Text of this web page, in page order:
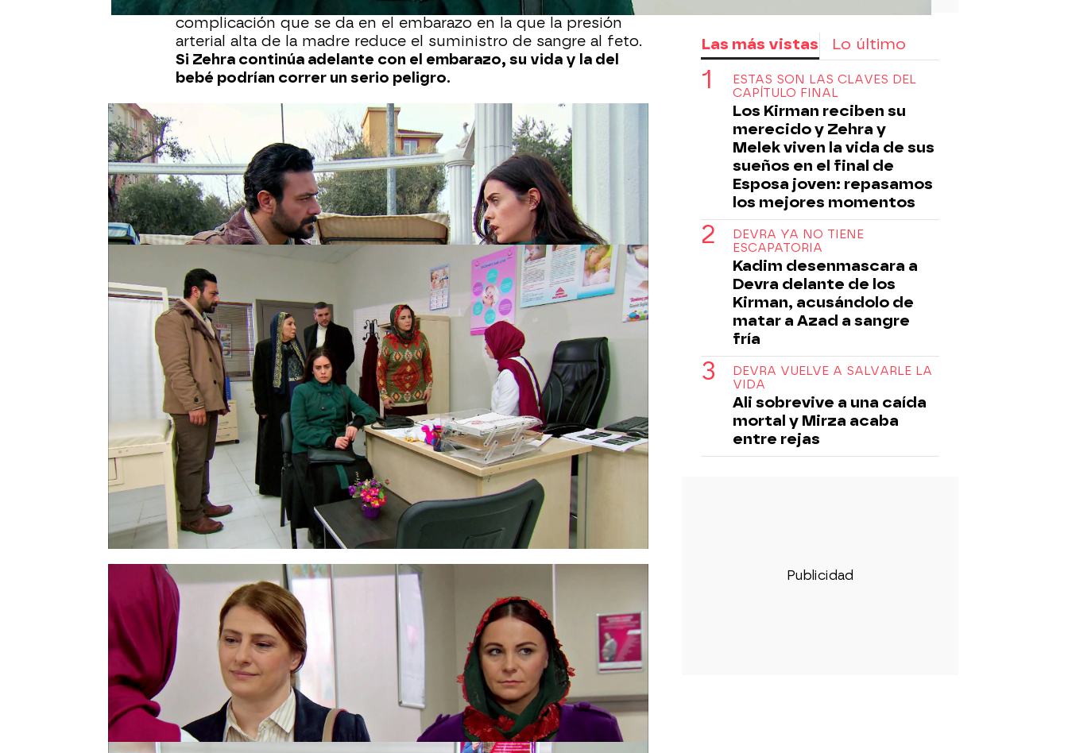
descubre que la niña sufre preeclampsia. Se trata de una
complicación que se da en el embarazo en la que la presión
arterial alta de la madre reduce el suministro de sangre al feto.
Si Zehra continúa adelante con el embarazo, su vida y la del
bebé podrían correr un serio peligro.
Melek lo tiene claro, no va a arriesgar la vida de su hija y se
plantea la opción de que la pequeña aborte. Pero, para eso, Alí,
que es el padre, debe dar su consentimiento. La profesora le
cuenta a Azad lo ocurrido y le entrega una autorización para
que su hermano la firme.Azad se compromete a ayudar a la
hija de Sami.
Azad ya ha conseguido la firma de su hermano y, ahora, deben
comunicárselo a los Kirman. "
Si no sacamos al bebé de Zehra,
existe el riesgo de que ella muera por hipertensión.Su corazón
podría pararse y, por eso, es mejor interrumpir el embarazo",
asegura la doctora Zeynep a la familia de Alí.
Los kirman se oponen a que Zehra aborte
y Melek entra en
cólera. "Me da igual vuestras tradiciones y vuestro bebé. La
vida de mi hija va por delante. Sea con vuestro
consentimiento o sin él, Zehra va a abortar", les dice indignada.
Zümrüt no está dipuesta a quedarse de brazos cruzados.
Desea ser abuela y quiere que la hija de Melek siga adelante
con el embarazo. Así que decide llevar a la pequeña a otra
clínica para tener una segunda opinión médica. Pero,el
diagnóstico es el mismo.
Sin embargo, la doctora de la clínica privada, donde han hecho
el chequeo a Zehra, tiene una solución para que la pequeña no
tenga que abortar y así se lo hace saber a Melek y a los Kirman.
Se trata de minimizar los riesgos controlando la salud de la
madre de manera exhaustiva.
La doctora asegura que ya ha
tratado varios casos así y, en todos los casos, la madre ha
sobrevivido. Melek no está convencida y teme que a su hija le
pueda ocurrir algo. Pero, al final, tendrá que asumir el riesgo.
Las más vistas Lo último
ESTAS SON LAS CLAVES DEL
CAPÍTULO FINAL
Los Kirman reciben su
merecido y Zehra y
Melek viven la vida de sus
sueños en el final de
Esposa joven: repasamos
los mejores momentos
DEVRA YA NO TIENE
ESCAPATORIA
Kadim desenmascara a
Devra delante de los
Kirman, acusándolo de
matar a Azad a sangre
fría
DEVRA VUELVE A SALVARLE LA
VIDA
Ali sobrevive a una caída
mortal y Mirza acaba
entre rejas